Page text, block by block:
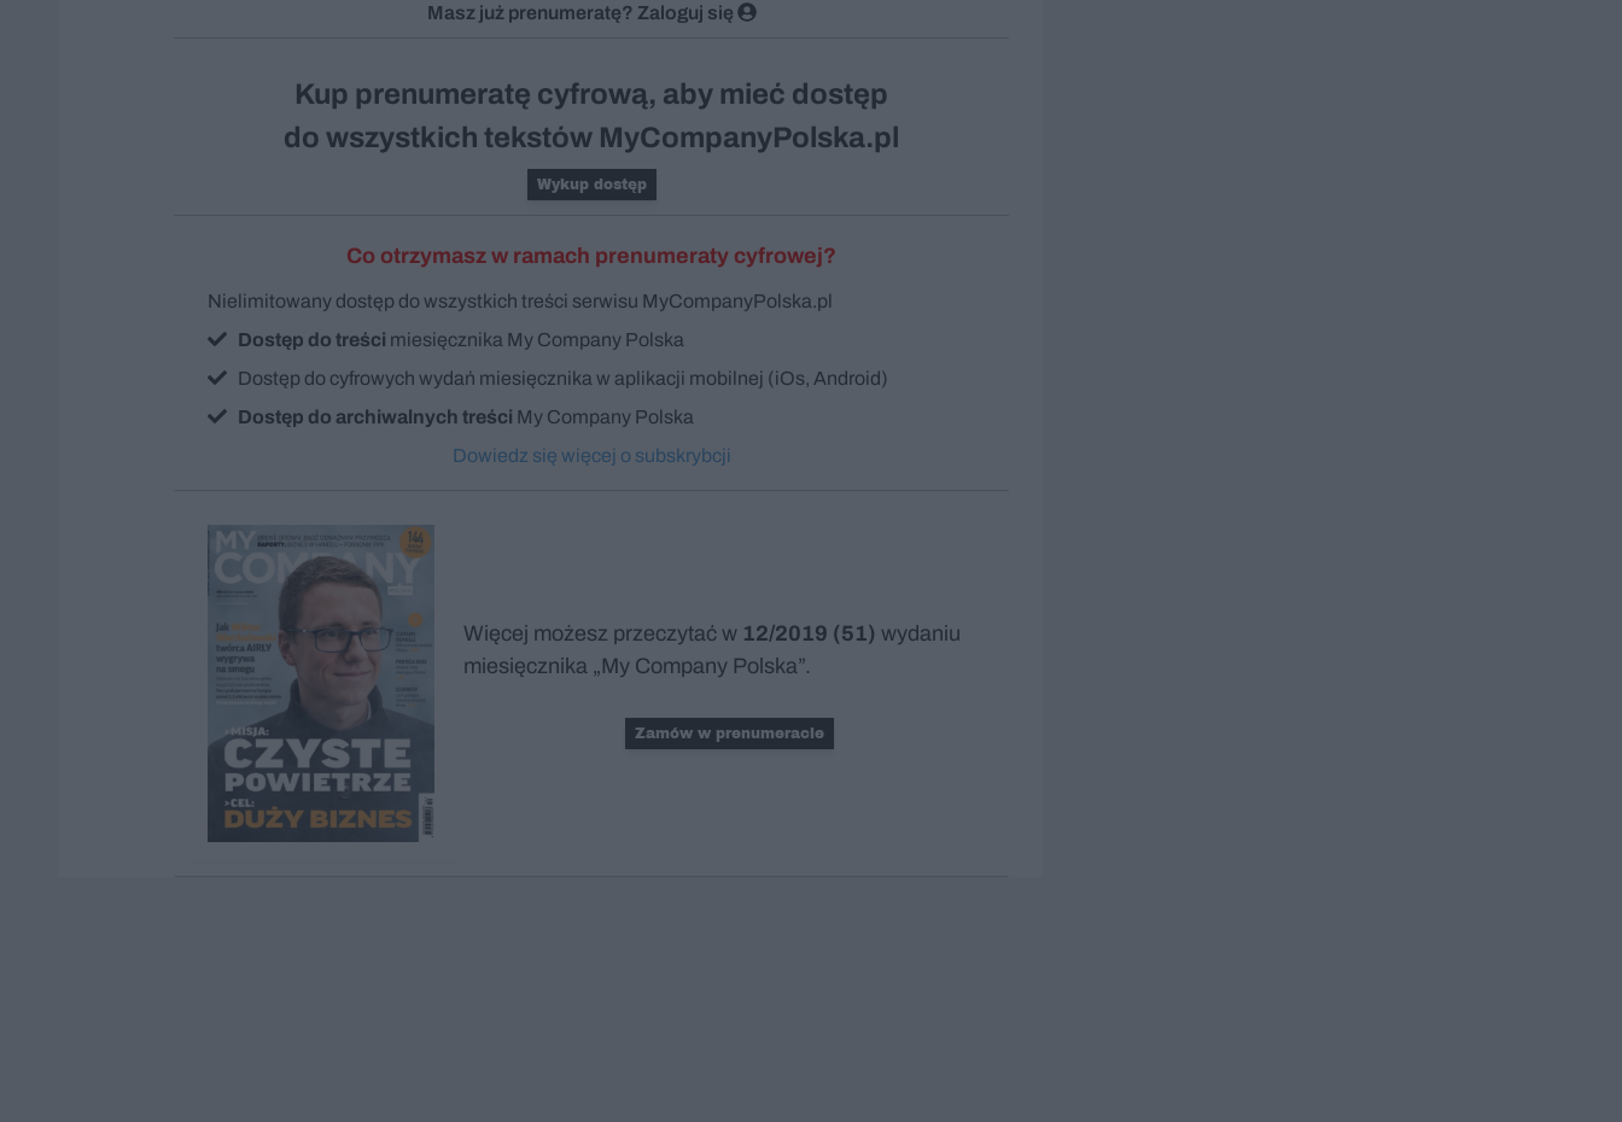
Masz już prenumeratę? Zaloguj się
Kup prenumeratę cyfrową, aby mieć dostęp
do wszystkich tekstów MyCompanyPolska.pl
Wykup dostęp
Co otrzymasz w ramach prenumeraty cyfrowej?
Nielimitowany dostęp do wszystkich treści serwisu MyCompanyPolska.pl
Dostęp do treści miesięcznika My Company Polska
Dostęp do cyfrowych wydań miesięcznika w aplikacji mobilnej (iOs, Android)
Dostęp do archiwalnych treści My Company Polska
Dowiedz się więcej o subskrybcji
Więcej możesz przeczytać w 12/2019 (51) wydaniu
miesięcznika „My Company Polska”.
Zamów w prenumeracie